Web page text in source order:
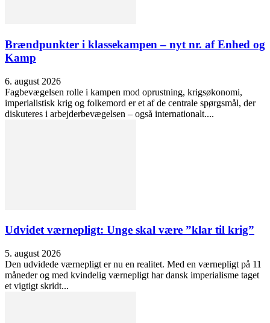
Brændpunkter i klassekampen – nyt nr. af Enhed og
Kamp
6. august 2026
Fagbevægelsen rolle i kampen mod oprustning, krigsøkonomi,
imperialistisk krig og folkemord er et af de centrale spørgsmål, der
diskuteres i arbejderbevægelsen – også internationalt....
Udvidet værnepligt: Unge skal være ”klar til krig”
5. august 2026
Den udvidede værnepligt er nu en realitet. Med en værnepligt på 11
måneder og med kvindelig værnepligt har dansk imperialisme taget
et vigtigt skridt...